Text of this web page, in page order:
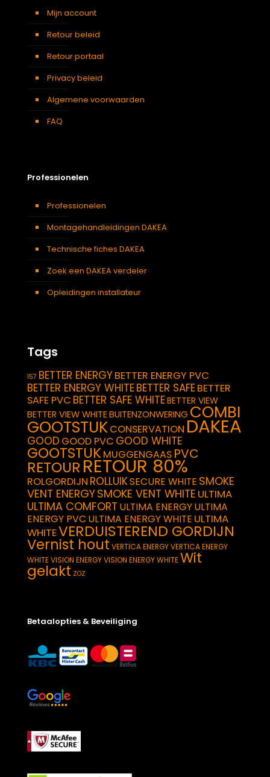
Mijn account
Retour beleid
Retour portaal
Privacy beleid
Algemene voorwaarden
FAQ
Professionelen
Professionelen
Montagehandleidingen DAKEA
Technische fiches DAKEA
Zoek een DAKEA verdeler
Opleidingen installateur
Tags
157 BETTER ENERGYBETTER ENERGY PVC
BETTER ENERGY WHITEBETTER SAFEBETTER
SAFE PVC BETTER SAFE WHITEBETTER VIEW
BETTER VIEW WHITEBUITENZONWERING COMBI
GOOTSTUKCONSERVATION DAKEA
GOOD GOOD PVC GOOD WHITE
GOOTSTUKMUGGENGAAS PVC
RETOUR RETOUR 80%
ROLGORDIJN ROLLUIKSECURE WHITE SMOKE
VENT ENERGYSMOKE VENT WHITE ULTIMA
ULTIMA COMFORT ULTIMA ENERGYULTIMA
ENERGY PVC ULTIMA ENERGY WHITE ULTIMA
WHITEVERDUISTEREND GORDIJN
Vernist hout VERTICA ENERGYVERTICA ENERGY
WHITEVISION ENERGYVISION ENERGY WHITEWit
gelakt ZOZ
Betaalopties & Beveiliging